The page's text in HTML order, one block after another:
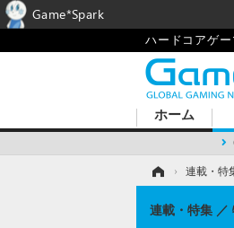
ハードコアゲ
ホーム
› 連載・特
連載・特集
Game*Spark